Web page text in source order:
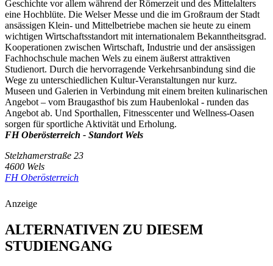
Geschichte vor allem während der Römerzeit und des Mittelalters
eine Hochblüte. Die Welser Messe und die im Großraum der Stadt
ansässigen Klein- und Mittelbetriebe machen sie heute zu einem
wichtigen Wirtschaftsstandort mit internationalem Bekanntheitsgrad.
Kooperationen zwischen Wirtschaft, Industrie und der ansässigen
Fachhochschule machen Wels zu einem äußerst attraktiven
Studienort. Durch die hervorragende Verkehrsanbindung sind die
Wege zu unterschiedlichen Kultur-Veranstaltungen nur kurz.
Museen und Galerien in Verbindung mit einem breiten kulinarischen
Angebot – vom Braugasthof bis zum Haubenlokal - runden das
Angebot ab. Und Sporthallen, Fitnesscenter und Wellness-Oasen
sorgen für sportliche Aktivität und Erholung.
FH Oberösterreich - Standort Wels
Stelzhamerstraße 23
4600 Wels
FH Oberösterreich
Anzeige
ALTERNATIVEN ZU DIESEM
STUDIENGANG